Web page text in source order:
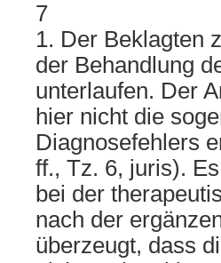
7
1. Der Beklagten
der Behandlung
unterlaufen. Der
hier nicht die
Diagnosefehlers
ff., Tz. 6, juris).
bei der
nach der
überzeugt, dass